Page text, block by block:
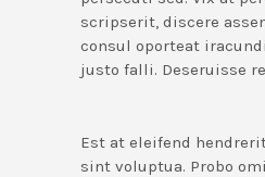
scripserit, discere
consul oporteat
justo falli. Deseruisse
Est at eleifend
sint voluptua. Probo